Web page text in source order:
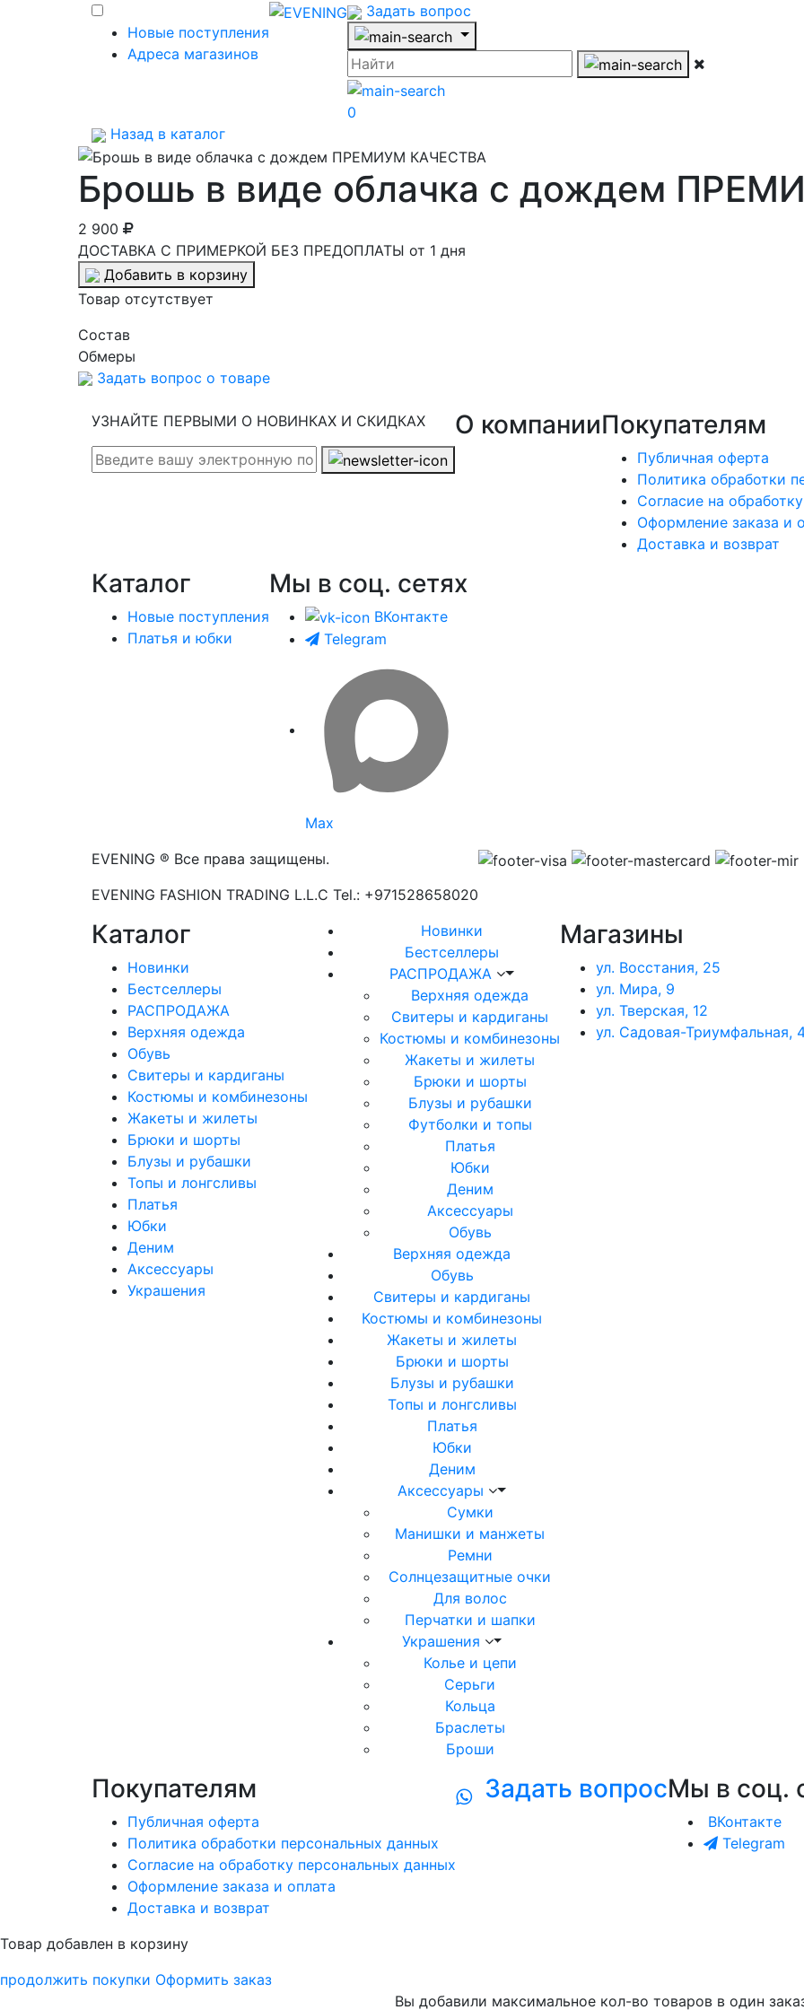
Новые поступления
Адреса магазинов
Задать вопрос
0
Назад в каталог
Брошь в виде облачка с дождем
2 900
ДОСТАВКА С ПРИМЕРКОЙ БЕЗ ПРЕДОПЛАТЫ от 1 дня
Добавить в корзину
Товар отсутствует
Cостав
Обмеры
Задать вопрос о товаре
УЗНАЙТЕ ПЕРВЫМИ О НОВИНКАХ И СКИДКАХ О компанииПокупателям
Публичная оферта
Политика обработки
Согласие на
Оформление заказа и
Доставка и возврат
Каталог
Новые поступления
Платья и юбки
Мы в соц. сетях
ВКонтакте
Telegram
Max
EVENING ® Все права защищены.
EVENING FASHION TRADING L.L.C Tel.: +971528658020
Каталог
Новинки
Бестселлеры
РАСПРОДАЖА
Верхняя одежда
Обувь
Свитеры и кардиганы
Костюмы и комбинезоны
Жакеты и жилеты
Брюки и шорты
Блузы и рубашки
Топы и лонгсливы
Платья
Юбки
Деним
Аксессуары
Украшения
Новинки
Бестселлеры
РАСПРОДАЖА
Верхняя одежда
Свитеры и кардиганы
Костюмы и комбинезоны
Жакеты и жилеты
Брюки и шорты
Блузы и рубашки
Футболки и топы
Платья
Юбки
Деним
Аксессуары
Обувь
Верхняя одежда
Обувь
Свитеры и кардиганы
Костюмы и комбинезоны
Жакеты и жилеты
Брюки и шорты
Блузы и рубашки
Топы и лонгсливы
Платья
Юбки
Деним
Аксессуары
Сумки
Манишки и манжеты
Ремни
Солнцезащитные очки
Для волос
Перчатки и шапки
Украшения
Колье и цепи
Серьги
Кольца
Браслеты
Броши
Магазины
ул. Восстания, 25
ул. Мира, 9
ул. Тверская, 12
ул. Садовая-Триумфальная,
Покупателям
Публичная оферта
Политика обработки персональных данных
Согласие на обработку персональных данных
Оформление заказа и оплата
Доставка и возврат
Задать вопросМы в соц.
ВКонтакте
Telegram
Товар добавлен в корзину
продолжить покупки Оформить заказ
Вы добавили максимальное кол-во товаров в один